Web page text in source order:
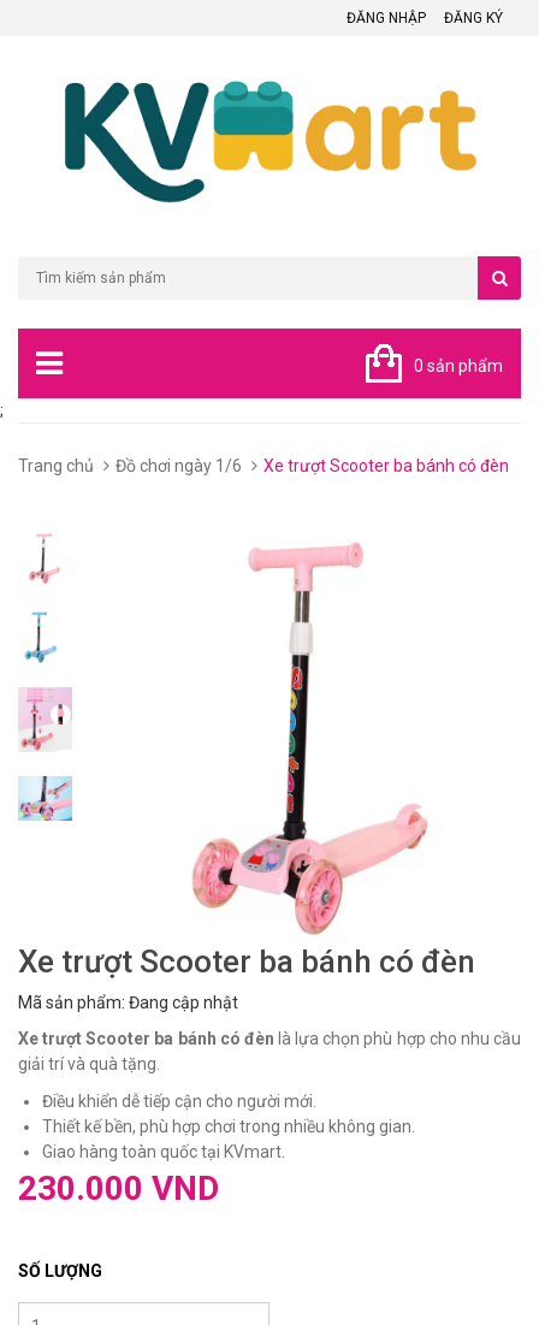
ĐĂNG NHẬP ĐĂNG KÝ
0 sản phẩm
;
Trang chủ Đồ chơi ngày 1/6 Xe trượt Scooter ba bánh có đèn
Xe trượt Scooter ba bánh có đèn
Mã sản phẩm: Đang cập nhật
Xe trượt Scooter ba bánh có đèn là lựa chọn phù hợp cho nhu cầu
giải trí và quà tặng.
Điều khiển dễ tiếp cận cho người mới.
Thiết kế bền, phù hợp chơi trong nhiều không gian.
Giao hàng toàn quốc tại KVmart.
230.000 VND
SỐ LƯỢNG